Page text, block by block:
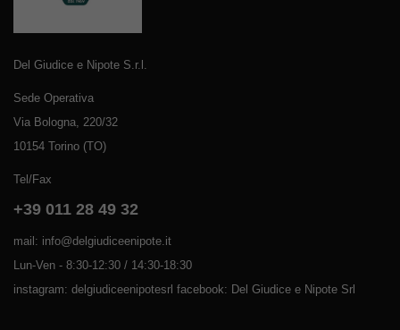
Del Giudice e Nipote S.r.l.
Sede Operativa
Via Bologna, 220/32
10154 Torino (TO)
Tel/Fax
+39 011 28 49 32
mail: info@delgiudiceenipote.it
Lun-Ven - 8:30-12:30 / 14:30-18:30
instagram: delgiudiceenipotesrl facebook: Del Giudice e Nipote Srl